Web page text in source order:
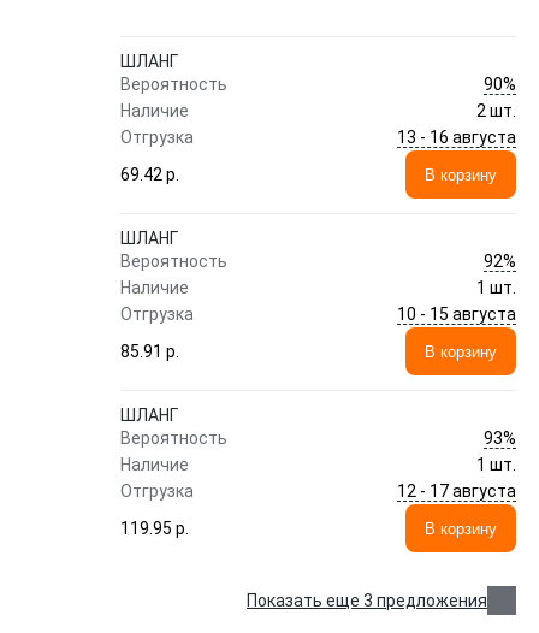
ШЛАНГ
Вероятность
90%
Наличие
2 шт.
Отгрузка
13 - 16 августа
69.42 p.
В корзину
ШЛАНГ
Вероятность
92%
Наличие
1 шт.
Отгрузка
10 - 15 августа
85.91 p.
В корзину
ШЛАНГ
Вероятность
93%
Наличие
1 шт.
Отгрузка
12 - 17 августа
119.95 p.
В корзину
Показать еще 3 предложения